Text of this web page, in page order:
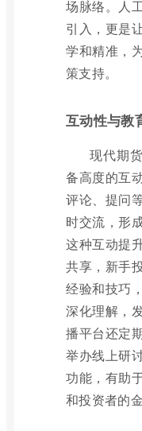
场脉络。人
引入，更是
学和精准，
策支持。
互动性与教
现代期
备高度的互
评论、提问
时交流，形
这种互动提
共享，新手
经验和技巧
深化理解，
播平台还定
举办线上研
功能，有助
和投资者的